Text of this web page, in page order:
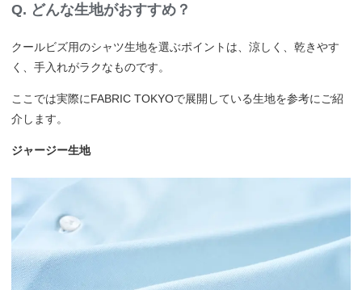
Q. どんな生地がおすすめ？
クールビズ用のシャツ生地を選ぶポイントは、涼しく、乾きやす
く、手入れがラクなものです。
ここでは実際にFABRIC TOKYOで展開している生地を参考にご紹
介します。
ジャージー生地